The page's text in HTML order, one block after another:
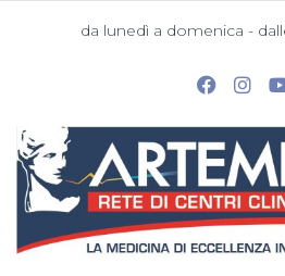
da lunedì a domenica -